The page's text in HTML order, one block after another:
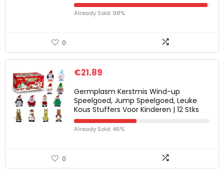
Already Sold: 98%
0
€21.89
Germplasm Kerstmis Wind-up
Speelgoed, Jump Speelgoed, Leuke
Kous Stuffers Voor Kinderen | 12 Stks
Already Sold: 46%
0